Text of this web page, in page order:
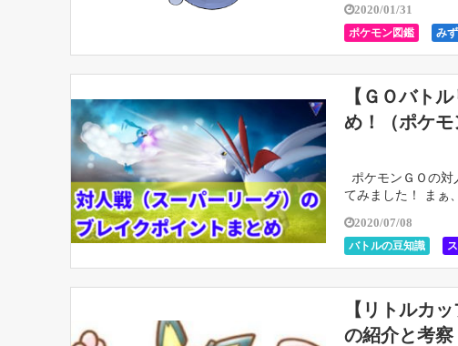
2020/01/31
ポケモン図鑑 み
【ＧＯバト
め！（ポケモ
ポケモンＧＯの対
てみました！ まぁ
2020/07/08
バトルの豆知識
【リトルカ
の紹介と考察